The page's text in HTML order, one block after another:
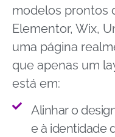
modelos prontos
Elementor, Wix,
uma página
que apenas um
está em:
Alinhar o
e à identidade